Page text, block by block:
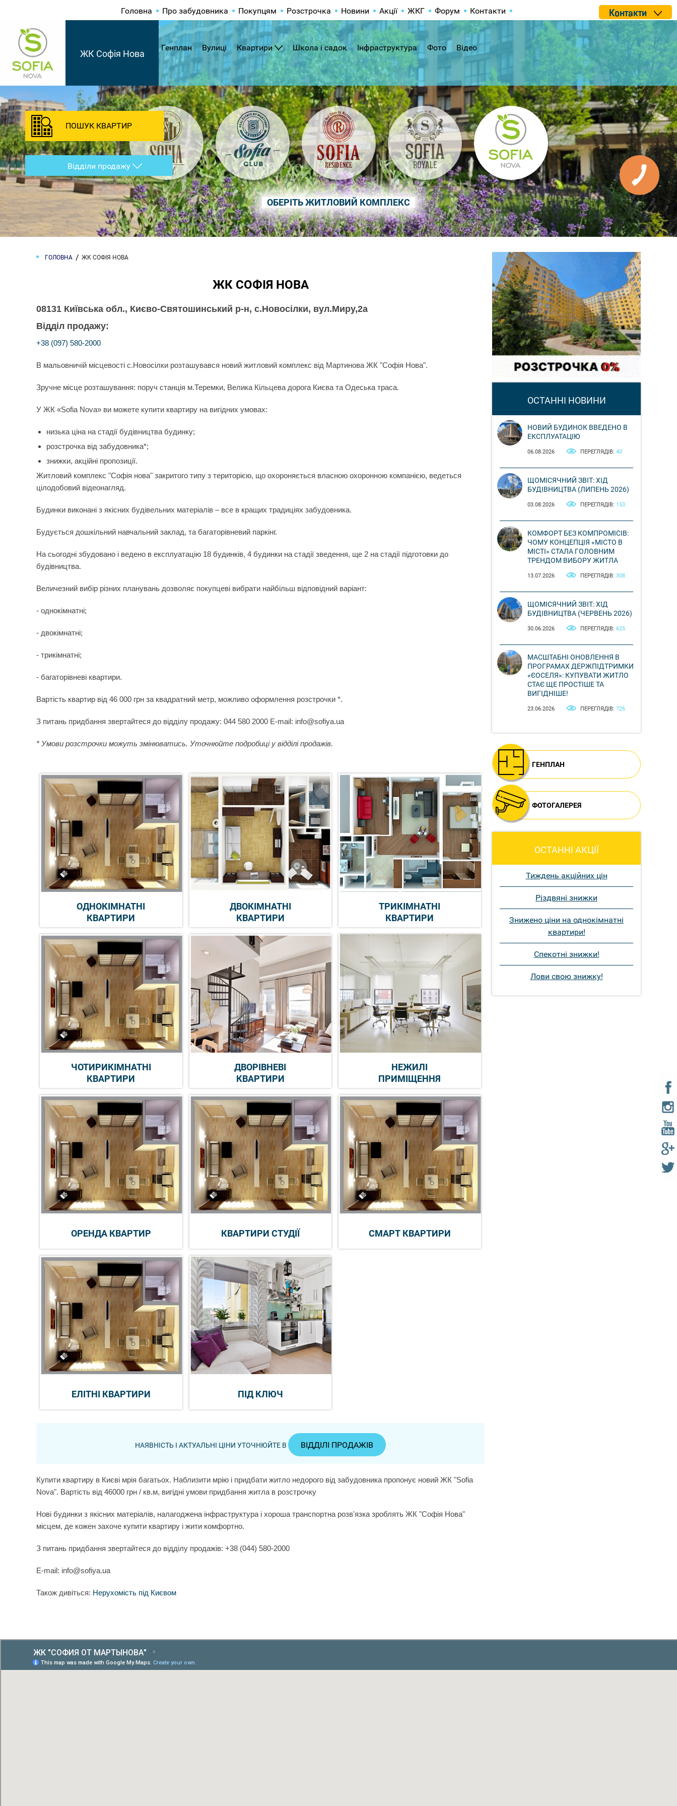
ОБЕРІТЬ ЖИТЛОВИЙ КОМПЛЕКС
Головна Про забудовника Покупцям Розстрочка Новини Акції ЖКГ Форум Контакти Контакти
ЖК Софія Нова
Генплан Вулиці Квартири Школа і садок Інфраструктура Фото Відео
ПОШУК КВАРТИР
Відділи продажу
ГОЛОВНА ЖК СОФІЯ НОВА
ЖК СОФІЯ НОВА
08131 Київська обл., Києво-Святошинський р-н, с.Новосілки, вул.Миру,2а
Відділ продажу:
+38 (097) 580-2000
В мальовничій місцевості с.Новосілки розташувався новий житловий комплекс від Мартинова ЖК "Софія Нова".
Зручне місце розташування: поруч станція м.Теремки, Велика Кільцева дорога Києва та Одеська траса.
У ЖК «Sofia Nova» ви можете купити квартиру на вигідних умовах:
низька ціна на стадії будівництва будинку;
розстрочка від забудовника*;
знижки, акційні пропозиції.
Житловий комплекс "Софія нова" закритого типу з територією, що охороняється власною охоронною компанією, ведеться
цілодобовий відеонагляд.
Будинки виконані з якісних будівельних матеріалів – все в кращих традиціях забудовника.
Будується дошкільний навчальний заклад, та багаторівневий паркінг.
На сьогодні збудовано і ведено в експлуатацію 18 будинків, 4 будинки на стадії зведення, ще 2 на стадії підготовки до
будівництва.
Величезний вибір різних планувань дозволяє покупцеві вибрати найбільш відповідний варіант:
- однокімнатні;
- двокімнатні;
- трикімнатні;
- багаторівневі квартири.
Вартість квартир від 46 000 грн за квадратний метр, можливо оформлення розстрочки *.
З питань придбання звертайтеся до відділу продажу: 044 580 2000 E-mail: info@sofiya.ua
* Умови розстрочки можуть змінюватись. Уточнюйте подробиці у відділі продажів.
ОДНОКІМНАТНІ
КВАРТИРИ
ДВОКІМНАТНІ
КВАРТИРИ
ТРИКІМНАТНІ
КВАРТИРИ
ЧОТИРИКІМНАТНІ
КВАРТИРИ
ДВОРІВНЕВІ
КВАРТИРИ
НЕЖИЛІ
ПРИМІЩЕННЯ
ОРЕНДА КВАРТИР КВАРТИРИ СТУДІЇ СМАРТ КВАРТИРИ
ЕЛІТНІ КВАРТИРИ ПІД КЛЮЧ
НАЯВНІСТЬ І АКТУАЛЬНІ ЦІНИ УТОЧНЮЙТЕ В ВІДДІЛІ ПРОДАЖІВ
Купити квартиру в Києві мрія багатьох. Наблизити мрію і придбати житло недорого від забудовника пропонує новий ЖК "Sofia
Nova". Вартість від 46000 грн / кв.м, вигідні умови придбання житла в розстрочку
Нові будинки з якісних матеріалів, налагоджена інфраструктура і хороша транспортна розв'язка зроблять ЖК "Софія Нова"
місцем, де кожен захоче купити квартиру і жити комфортно.
З питань придбання звертайтеся до відділу продажів: +38 (044) 580-2000
E-mail: info@sofiya.ua
Також дивіться: Нерухомість під Києвом
ОСТАННІ НОВИНИ
НОВИЙ БУДИНОК ВВЕДЕНО В
ЕКСПЛУАТАЦІЮ
06.08.2026 ПЕРЕГЛЯДІВ: 40
ЩОМІСЯЧНИЙ ЗВІТ: ХІД
БУДІВНИЦТВА (ЛИПЕНЬ 2026)
03.08.2026 ПЕРЕГЛЯДІВ: 153
КОМФОРТ БЕЗ КОМПРОМІСІВ:
ЧОМУ КОНЦЕПЦІЯ «МІСТО В
МІСТІ» СТАЛА ГОЛОВНИМ
ТРЕНДОМ ВИБОРУ ЖИТЛА
13.07.2026 ПЕРЕГЛЯДІВ: 308
ЩОМІСЯЧНИЙ ЗВІТ: ХІД
БУДІВНИЦТВА (ЧЕРВЕНЬ 2026)
30.06.2026 ПЕРЕГЛЯДІВ: 625
МАСШТАБНІ ОНОВЛЕННЯ В
ПРОГРАМАХ ДЕРЖПІДТРИМКИ
«ЄОСЕЛЯ»: КУПУВАТИ ЖИТЛО
СТАЄ ЩЕ ПРОСТІШЕ ТА
ВИГІДНІШЕ!
23.06.2026 ПЕРЕГЛЯДІВ: 726
ГЕНПЛАН
ФОТОГАЛЕРЕЯ
ОСТАННІ АКЦІЇ
Тиждень акційних цін
Різдвяні знижки
Знижено ціни на однокімнатні
квартири!
Спекотні знижки!
Лови свою знижку!